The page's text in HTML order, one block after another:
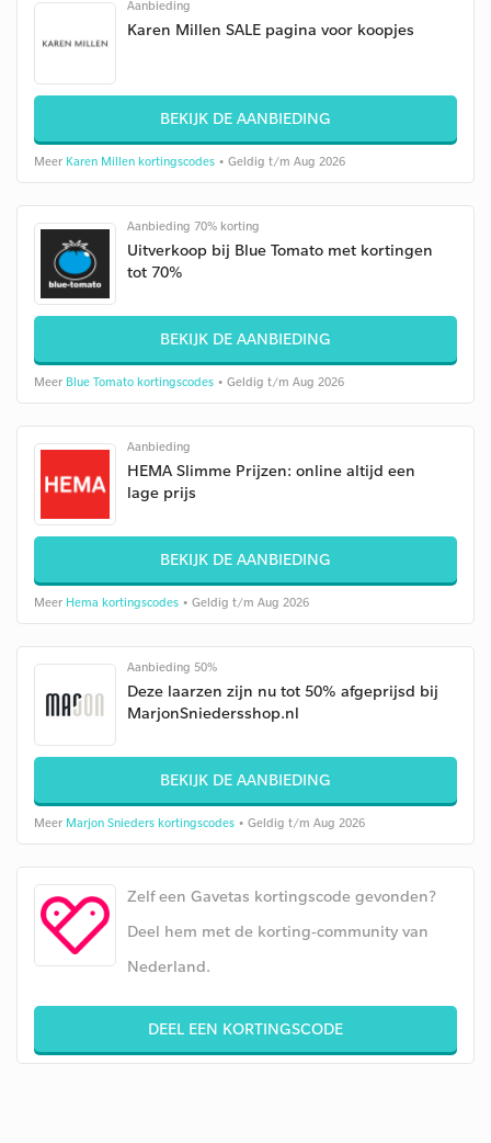
Aanbieding
Karen Millen SALE pagina voor koopjes
BEKIJK DE AANBIEDING
Meer Karen Millen kortingscodes • Geldig t/m Aug 2026
Aanbieding 70% korting
Uitverkoop bij Blue Tomato met kortingen
tot 70%
BEKIJK DE AANBIEDING
Meer Blue Tomato kortingscodes • Geldig t/m Aug 2026
Aanbieding
HEMA Slimme Prijzen: online altijd een
lage prijs
BEKIJK DE AANBIEDING
Meer Hema kortingscodes • Geldig t/m Aug 2026
Aanbieding 50%
Deze laarzen zijn nu tot 50% afgeprijsd bij
MarjonSniedersshop.nl
BEKIJK DE AANBIEDING
Meer Marjon Snieders kortingscodes • Geldig t/m Aug 2026
Zelf een Gavetas kortingscode gevonden?
Deel hem met de korting-community van
Nederland.
DEEL EEN KORTINGSCODE